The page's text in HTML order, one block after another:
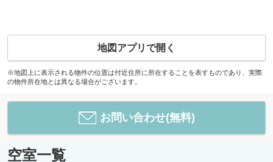
地図アプリで開く
※地図上に表示される物件の位置は付近住所に所在することを表すものであり、実際
の物件所在地とは異なる場合がございます。
お問い合わせ(無料)
空室一覧